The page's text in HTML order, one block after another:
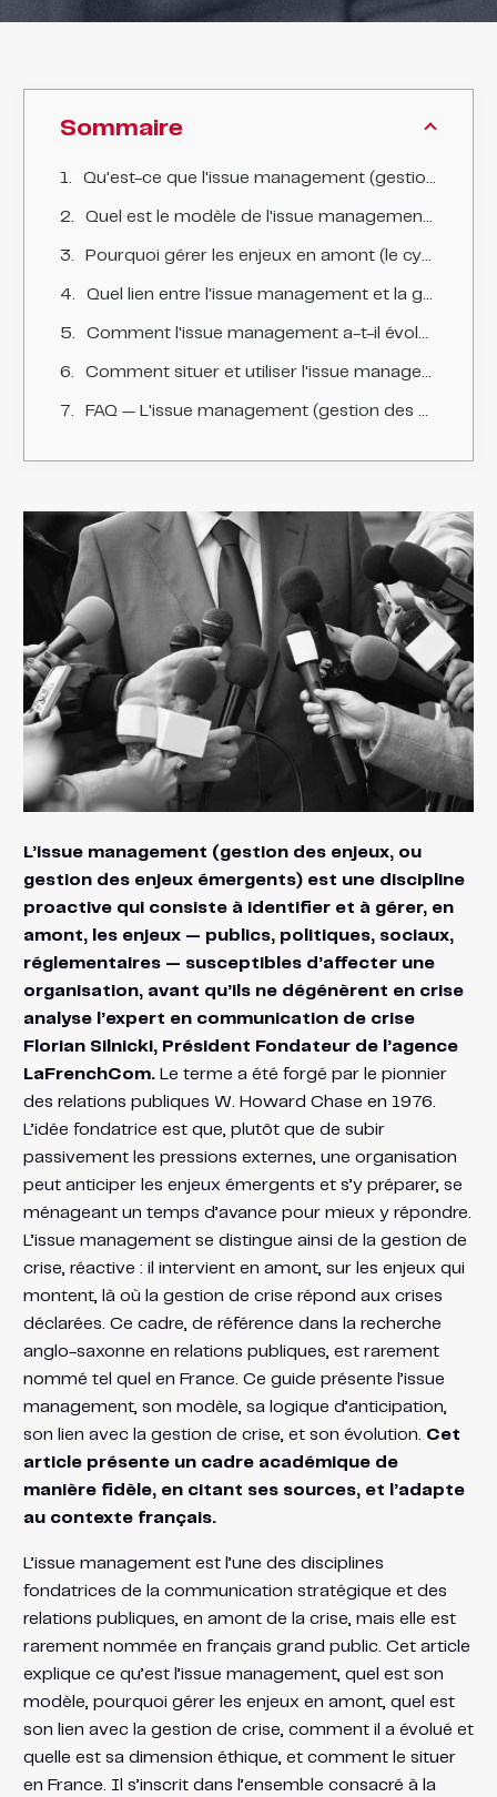
Sommaire
Qu'est-ce que l'issue management (gestion des enjeux) ?
Quel est le modèle de l'issue management (le modèle Chase-Jones) ?
Pourquoi gérer les enjeux en amont (le cycle de vie de l'enjeu) ?
Quel lien entre l'issue management et la gestion de crise ?
Comment l'issue management a-t-il évolué, et quelle dimension éthique ?
Comment situer et utiliser l'issue management en France ?
FAQ — L'issue management (gestion des enjeux émergents)
L’issue management (gestion des enjeux, ou
gestion des enjeux émergents) est une discipline
proactive qui consiste à identifier et à gérer, en
amont, les enjeux — publics, politiques, sociaux,
réglementaires — susceptibles d’affecter une
organisation, avant qu’ils ne dégénèrent en crise
analyse l’expert en communication de crise
Florian Silnicki, Président Fondateur de l’agence
LaFrenchCom.Le terme a été forgé par le pionnier
des relations publiques W. Howard Chase en 1976.
L’idée fondatrice est que, plutôt que de subir
passivement les pressions externes, une organisation
peut anticiper les enjeux émergents et s’y préparer, se
ménageant un temps d’avance pour mieux y répondre.
L’issue management se distingue ainsi de la gestion de
crise, réactive : il intervient en amont, sur les enjeux qui
montent, là où la gestion de crise répond aux crises
déclarées. Ce cadre, de référence dans la recherche
anglo-saxonne en relations publiques, est rarement
nommé tel quel en France. Ce guide présente l’issue
management, son modèle, sa logique d’anticipation,
son lien avec la gestion de crise, et son évolution. Cet
article présente un cadre académique de
manière fidèle, en citant ses sources, et l’adapte
au contexte français.
L’issue management est l’une des disciplines
fondatrices de la communication stratégique et des
relations publiques, en amont de la crise, mais elle est
rarement nommée en français grand public. Cet article
explique ce qu’est l’issue management, quel est son
modèle, pourquoi gérer les enjeux en amont, quel est
son lien avec la gestion de crise, comment il a évolué et
quelle est sa dimension éthique, et comment le situer
en France. Il s’inscrit dans l’ensemble consacré à la